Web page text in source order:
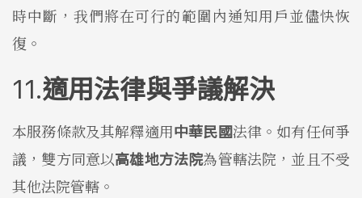
時中斷，我們將在可行的範圍內通知用戶並儘快恢
復。
適用法律與爭議解決
本服務條款及其解釋適用中華民國法律。如有任何爭
議，雙方同意以高雄地方法院為管轄法院，並且不受
其他法院管轄。